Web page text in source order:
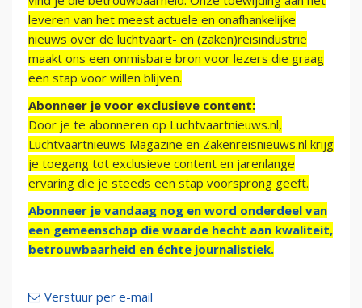
leveren van het meest actuele en onafhankelijke
nieuws over de luchtvaart- en (zaken)reisindustrie
maakt ons een onmisbare bron voor lezers die graag
een stap voor willen blijven.
Abonneer je voor exclusieve content:
Door je te abonneren op Luchtvaartnieuws.nl,
Luchtvaartnieuws Magazine en Zakenreisnieuws.nl krijg
je toegang tot exclusieve content en jarenlange
ervaring die je steeds een stap voorsprong geeft.
Abonneer je vandaag nog en word onderdeel van
een gemeenschap die waarde hecht aan kwaliteit,
betrouwbaarheid en échte journalistiek.
Verstuur per e-mail